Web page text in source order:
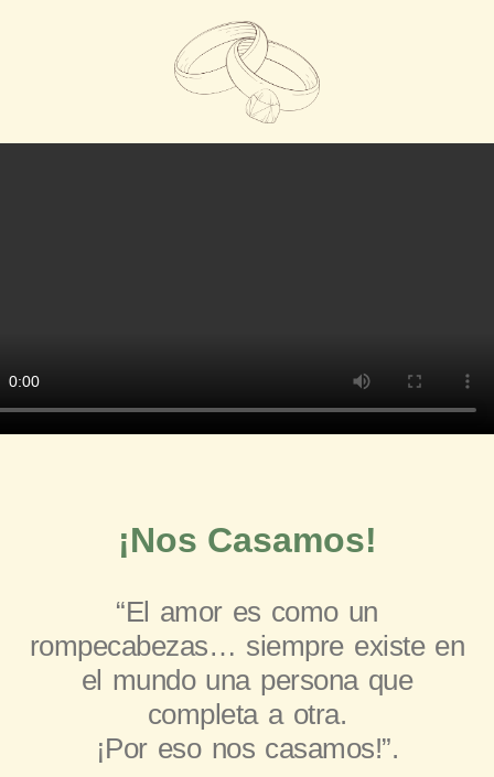
¡Nos Casamos!
“El amor es como un
rompecabezas… siempre existe en
el mundo una persona que
completa a otra.
¡Por eso nos casamos!”.